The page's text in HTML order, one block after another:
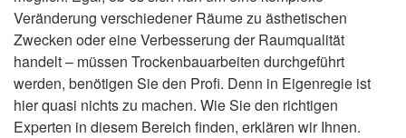
Veränderung verschiedener Räume zu ästhetischen
Zwecken oder eine Verbesserung der Raumqualität
handelt – müssen Trockenbauarbeiten durchgeführt
werden, benötigen Sie den Profi. Denn in Eigenregie ist
hier quasi nichts zu machen. Wie Sie den richtigen
Experten in diesem Bereich finden, erklären wir Ihnen.